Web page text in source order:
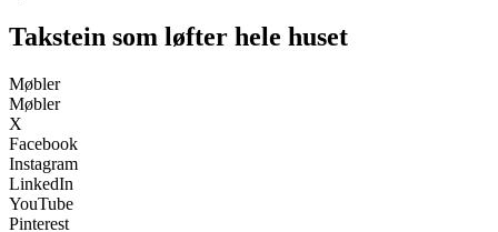
Takstein som løfter hele huset
Møbler
Møbler
X
Facebook
Instagram
LinkedIn
YouTube
Pinterest